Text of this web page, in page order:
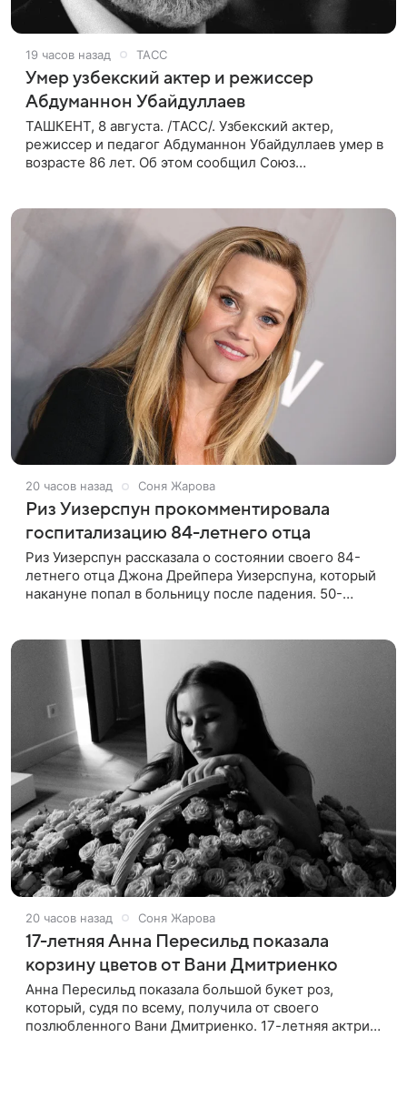
19 часов назад ТАСС
Умер узбекский актер и режиссер
Абдуманнон Убайдуллаев
ТАШКЕНТ, 8 августа. /ТАСС/. Узбекский актер,
режиссер и педагог Абдуманнон Убайдуллаев умер в
возрасте 86 лет. Об этом сообщил Союз
20 часов назад Соня Жарова
Риз Уизерспун прокомментировала
госпитализацию 84-летнего отца
Риз Уизерспун рассказала о состоянии своего 84-
летнего отца Джона Дрейпера Уизерспуна, который
накануне попал в больницу после падения. 50-
20 часов назад Соня Жарова
17-летняя Анна Пересильд показала
корзину цветов от Вани Дмитриенко
Анна Пересильд показала большой букет роз,
который, судя по всему, получилa от своего
позлюбленного Вани Дмитриенко. 17-летняя актриса